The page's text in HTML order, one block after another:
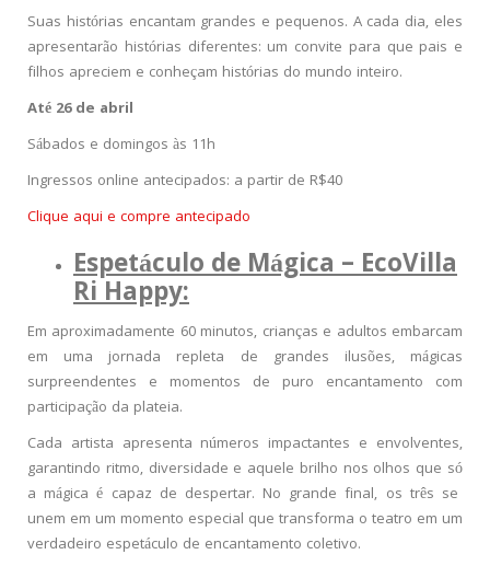
Suas histórias encantam grandes e pequenos. A cada dia, eles
apresentarão histórias diferentes: um convite para que pais e
filhos apreciem e conheçam histórias do mundo inteiro.
Até 26 de abril
Sábados e domingos às 11h
Ingressos online antecipados: a partir de R$40
Clique aqui e compre antecipado
Espetáculo de Mágica – EcoVilla
Ri Happy:
Em aproximadamente 60 minutos, crianças e adultos embarcam
em uma jornada repleta de grandes ilusões, mágicas
surpreendentes e momentos de puro encantamento com
participação da plateia.
Cada artista apresenta números impactantes e envolventes,
garantindo ritmo, diversidade e aquele brilho nos olhos que só
a mágica é capaz de despertar. No grande final, os três se
unem em um momento especial que transforma o teatro em um
verdadeiro espetáculo de encantamento coletivo.